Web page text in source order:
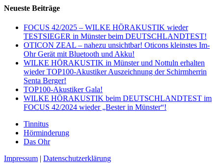
Neueste Beiträge
FOCUS 42/2025 – WILKE HÖRAKUSTIK wieder
TESTSIEGER in Münster beim DEUTSCHLANDTEST!
OTICON ZEAL – nahezu unsichtbar! Oticons kleinstes Im-
Ohr Gerät mit Bluetooth und Akku!
WILKE HÖRAKUSTIK in Münster und Nottuln erhalten
wieder TOP100-Akustiker Auszeichnung der Schirmherrin
Senta Berger!
TOP100-Akustiker Gala!
WILKE HÖRAKUSTIK beim DEUTSCHLANDTEST im
FOCUS 42/2024 wieder „Bester in Münster“!
Tinnitus
Hörminderung
Das Ohr
Impressum | Datenschutzerklärung